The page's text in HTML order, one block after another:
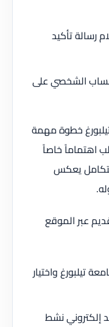
رسالة تأكيد
الشخصي على
خطوة مهمة
اهتماماً خاصاً
يعكس
عبر الموقع
تيلبورغ واختيار
إلكتروني نشط